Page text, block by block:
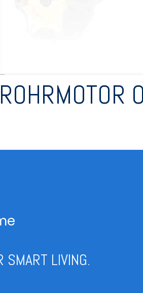
SMART LIVING.